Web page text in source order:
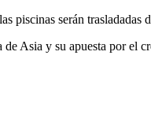
piscinas serán
Asia y su apuesta por el